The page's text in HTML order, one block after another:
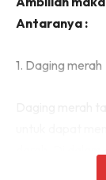
Antaranya :
1. Daging merah
daging merah